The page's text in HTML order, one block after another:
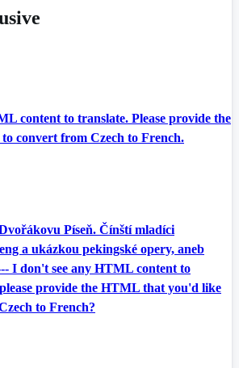
content to translate. Please provide the
convert from Czech to French.
Píseň. Čínští mladíci
a ukázkou pekingské opery, aneb
I don't see any HTML content to
provide the HTML that you'd like
to French?